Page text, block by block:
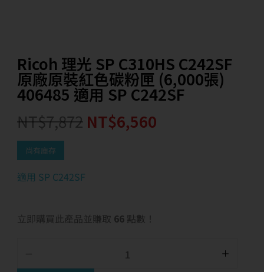
Ricoh 理光 SP C310HS C242SF
原廠原裝紅色碳粉匣 (6,000張)
406485 適用 SP C242SF
NT$7,872 NT$6,560
尚有庫存
適用 SP C242SF
立即購買此產品並賺取 66 點數！